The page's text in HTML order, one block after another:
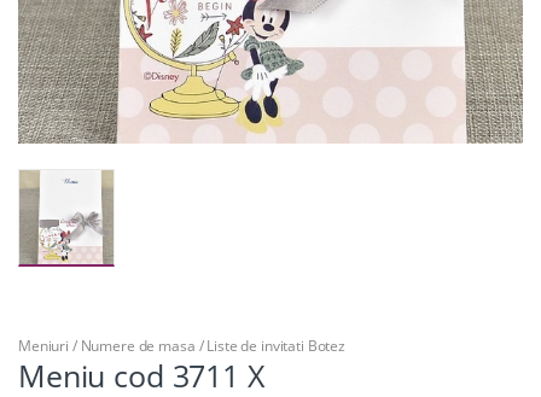
Meniuri / Numere de masa / Liste de invitati Botez
Meniu cod 3711 X